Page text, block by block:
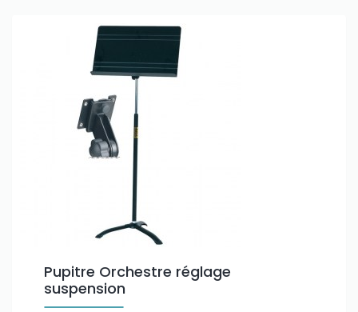
Pupitre Orchestre réglage
suspension